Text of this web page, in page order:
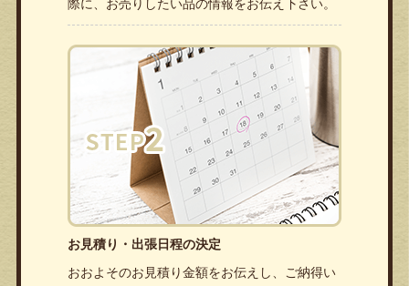
際に、お売りしたい品の情報をお伝え下さい。
お見積り・出張日程の決定
おおよそのお見積り金額をお伝えし、ご納得い